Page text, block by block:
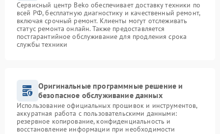
Сервисный центр Beko обеспечивает доставку техники по
всей РФ, бесплатную диагностику и качественный ремонт,
включая срочный ремонт. Клиенты могут отслеживать
статус ремонта онлайн. Также предоставляется
постгарантийное обслуживание для продления срока
службы техники
Оригинальные программные решение и
безопасное обслуживание данных
Использование официальных прошивок и инструментов,
аккуратная работа с пользовательскими данными:
резервное копирование, конфиденциальность и
восстановление информации при необходимости